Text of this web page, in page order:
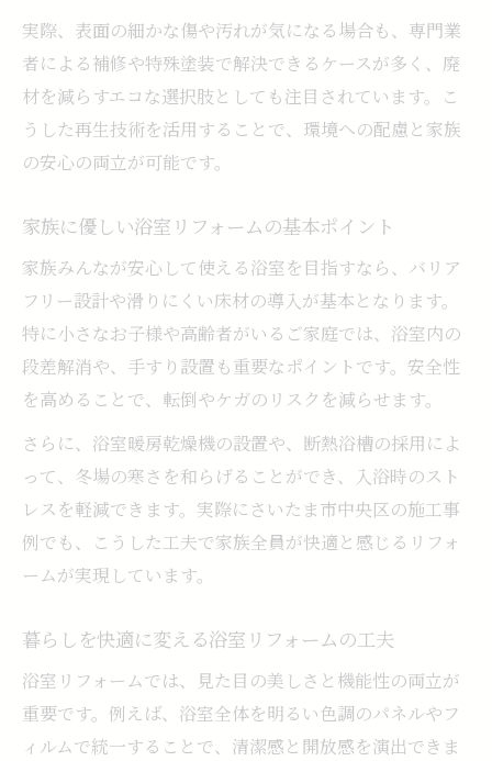
手すり設置による浴室リフォームの安全向
上術
埼玉県さいたま市中央区で考える快適浴室の形
浴室リフォームで叶う快適な暮らしの新提
案
ント
さいたま市中央区で快適浴室を実現する方
法
生活スタイルに合う浴室リフォームのアイ
デア集
最新設備を活用した浴室リフォームの実践
例
温かみある浴室空間へのリフォーム実例紹介
浴室リフォームで温かみ感じる空間を演出
実例から学ぶ快適な浴室リフォームの工夫
点
例
心地よさを追求した浴室リフォームの実践
実際、表面の細かな傷や汚れが気になる場合も、専門業
者による補修や特殊塗装で解決できるケースが多く、廃
材を減らすエコな選択肢としても注目されています。こ
うした再生技術を活用することで、環境への配慮と家族
の安心の両立が可能です。
家族に優しい浴室リフォームの基本ポイント
家族みんなが安心して使える浴室を目指すなら、バリア
フリー設計や滑りにくい床材の導入が基本となります。
特に小さなお子様や高齢者がいるご家庭では、浴室内の
段差解消や、手すり設置も重要なポイントです。安全性
を高めることで、転倒やケガのリスクを減らせます。
さらに、浴室暖房乾燥機の設置や、断熱浴槽の採用によ
って、冬場の寒さを和らげることができ、入浴時のスト
レスを軽減できます。実際にさいたま市中央区の施工事
例でも、こうした工夫で家族全員が快適と感じるリフォ
ームが実現しています。
暮らしを快適に変える浴室リフォームの工夫
浴室リフォームでは、見た目の美しさと機能性の両立が
重要です。例えば、浴室全体を明るい色調のパネルやフ
ィルムで統一することで、清潔感と開放感を演出できま